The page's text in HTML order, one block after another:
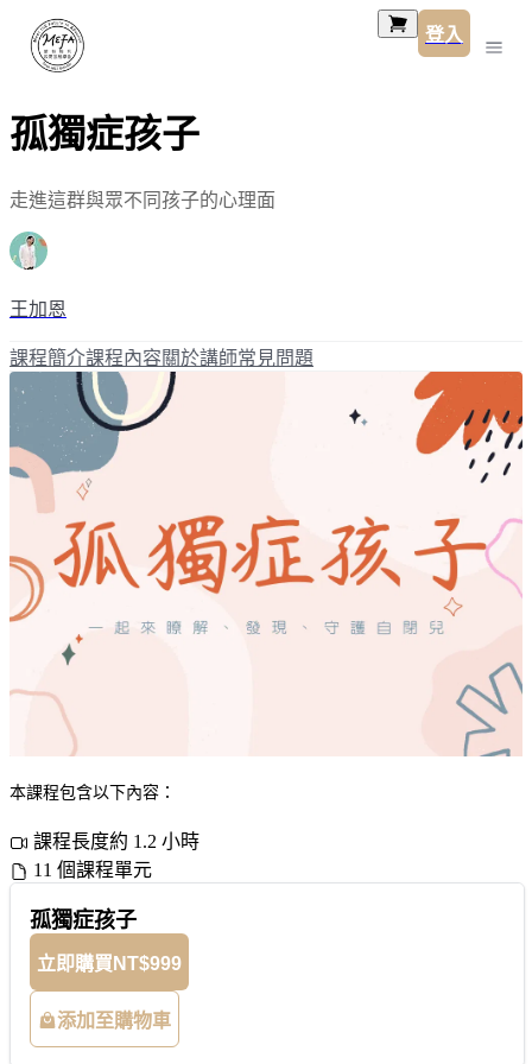
登入
孤獨症孩子
走進這群與眾不同孩子的心理面
王加恩
課程簡介課程內容關於講師常見問題
本課程包含以下內容：
課程長度約 1.2 小時
11 個課程單元
孤獨症孩子
立即購買 NT$999
添加至購物車